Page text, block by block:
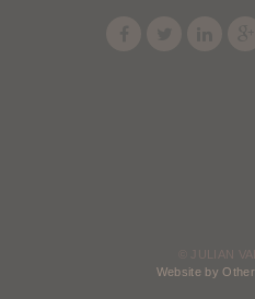
© JULIAN
Website by